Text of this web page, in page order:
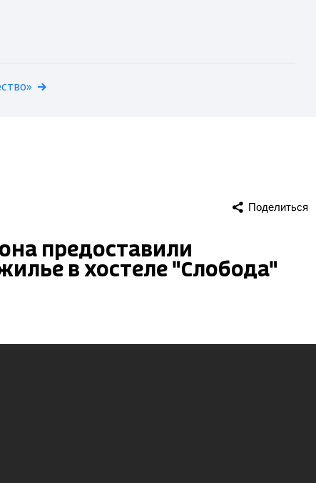
Поделиться
предоставили
в хостеле "Слобода"